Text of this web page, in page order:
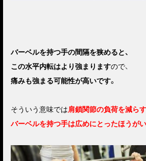
バーベルを持つ手の間隔を狭めると、
この水平内転はより強まりますので、
痛みも強まる可能性が高いです。
そういう意味では肩鎖関節の負荷を減ら
バーベルを持つ手は広めにとったほうが